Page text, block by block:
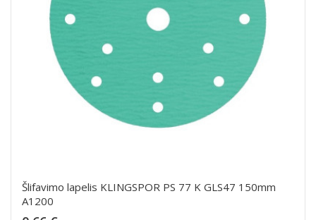
Šlifavimo lapelis KLINGSPOR PS 77 K GLS47 150mm
A1200